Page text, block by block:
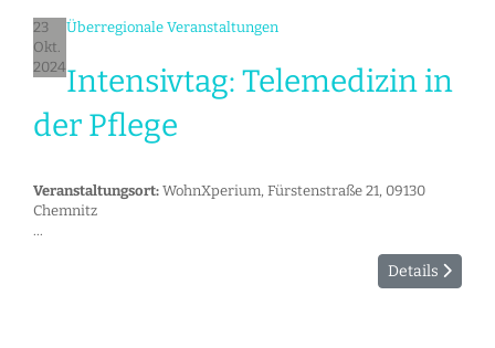
23
Okt.
2024
Überregionale Veranstaltungen
Intensivtag: Telemedizin in
der Pflege
Veranstaltungsort: WohnXperium, Fürstenstraße 21, 09130
Chemnitz
...
Details